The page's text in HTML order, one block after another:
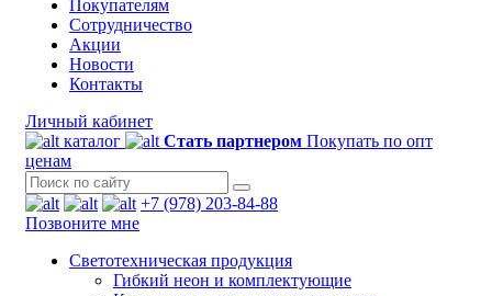
Покупателям
Сотрудничество
Акции
Новости
Контакты
Личный кабинет
каталог
Стать партнером Покупать по опт
ценам
+7 (978) 203-84-88
Позвоните мне
Светотехническая продукция
Гибкий неон и комплектующие